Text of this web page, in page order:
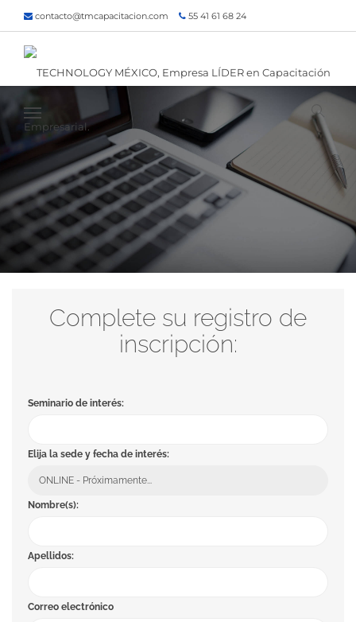
contacto@tmcapacitacion.com 55 41 61 68 24
55 47 60 80 49
Inicio ¿Quiénes somos? Contacto
¡Siguenos!
Complete su registro de
inscripción:
Seminario de interés:
Elija la sede y fecha de interés:
Nombre(s):
Apellidos:
Correo electrónico